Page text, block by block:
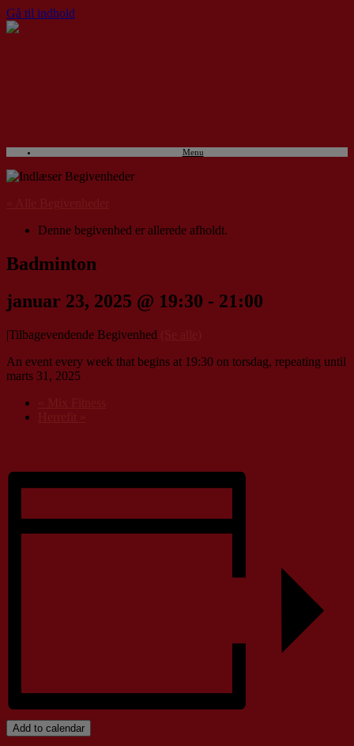
Gå til indhold
Menu
Denne begivenhed er allerede afholdt.
Badminton
januar 23, 2025 @ 19:30 - 21:00
|Tilbagevendende Begivenhed
An event every week that begins at 19:30 on torsdag, repeating until
marts 31, 2025
Add to calendar